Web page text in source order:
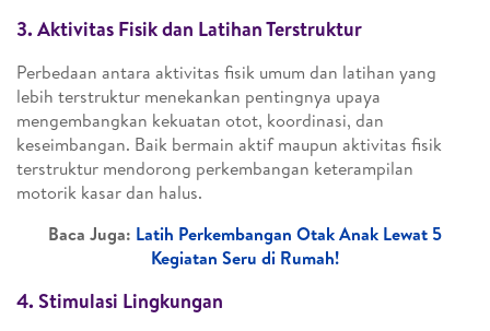
3. Aktivitas Fisik dan Latihan Terstruktur
Perbedaan antara aktivitas fisik umum dan latihan yang
lebih terstruktur menekankan pentingnya upaya
mengembangkan kekuatan otot, koordinasi, dan
keseimbangan. Baik bermain aktif maupun aktivitas fisik
terstruktur mendorong perkembangan keterampilan
motorik kasar dan halus.
Baca Juga: Latih Perkembangan Otak Anak Lewat 5
Kegiatan Seru di Rumah!
4. Stimulasi Lingkungan